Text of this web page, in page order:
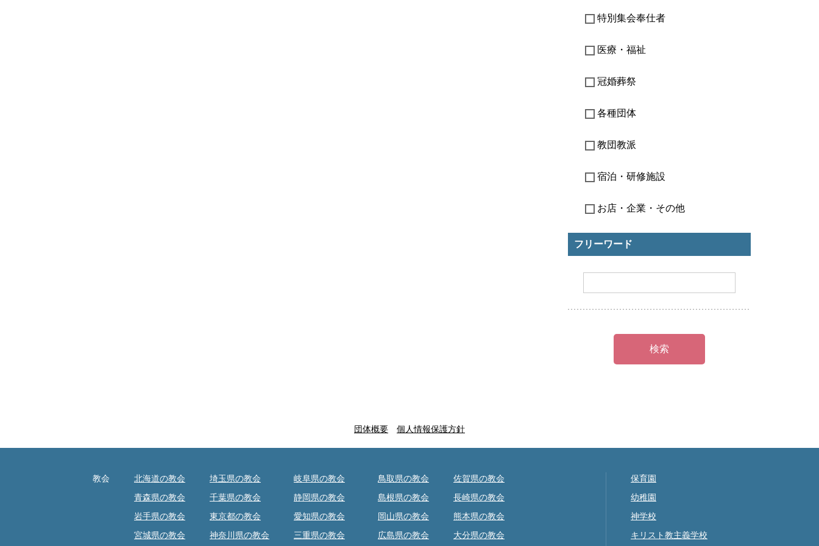
特別集会奉仕者
医療・福祉
冠婚葬祭
各種団体
教団教派
宿泊・研修施設
お店・企業・その他
フリーワード
団体概要 個人情報保護方針
教会 北海道の教会
青森県の教会
岩手県の教会
宮城県の教会
埼玉県の教会
千葉県の教会
東京都の教会
神奈川県の教会
岐阜県の教会
静岡県の教会
愛知県の教会
三重県の教会
鳥取県の教会
島根県の教会
岡山県の教会
広島県の教会
佐賀県の教会
長崎県の教会
熊本県の教会
大分県の教会
保育園
幼稚園
神学校
キリスト教主義学校